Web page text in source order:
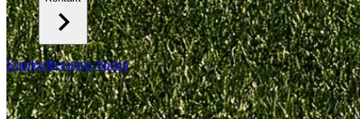
KatalogBeratung finden